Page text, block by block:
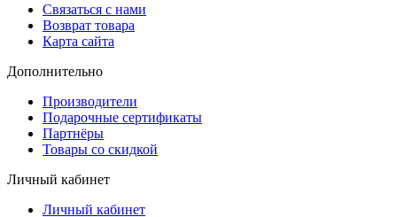
Связаться с нами
Возврат товара
Карта сайта
Дополнительно
Производители
Подарочные сертификаты
Партнёры
Товары со скидкой
Личный кабинет
Личный кабинет